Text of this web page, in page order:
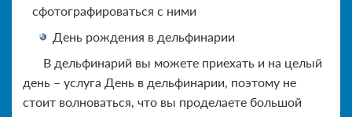
сфотографироваться с ними
День рождения в дельфинарии
В дельфинарий вы можете приехать и на целый
день – услуга День в дельфинарии, поэтому не
стоит волноваться, что вы проделаете большой